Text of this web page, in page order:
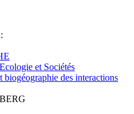
et Sociétés
biogéographie des interactions